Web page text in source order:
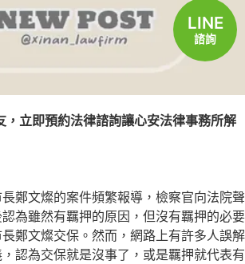
LINE
諮詢
，立即預約法律諮詢讓心安法律事務所解
鄭文燦的案件頻繁報導，檢察官向法院聲
為雖然有羈押的原因，但沒有羈押的必要
鄭文燦交保。然而，網路上有許多人誤解
認為交保就是沒事了，或是羈押就代表有